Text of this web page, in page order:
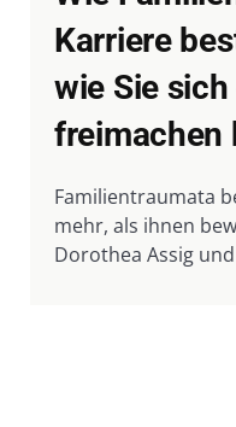
Karriere
wie Sie
freimachen
Familientraumata
mehr, als ihnen
Dorothea Assig